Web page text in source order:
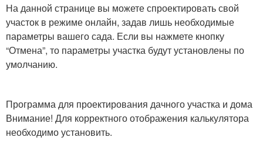
На данной странице вы можете спроектировать свой
участок в режиме онлайн, задав лишь необходимые
параметры вашего сада. Если вы нажмете кнопку
“Отмена”, то параметры участка будут установлены по
умолчанию.
Программа для проектирования дачного участка и дома
Внимание! Для корректного отображения калькулятора
необходимо установить.